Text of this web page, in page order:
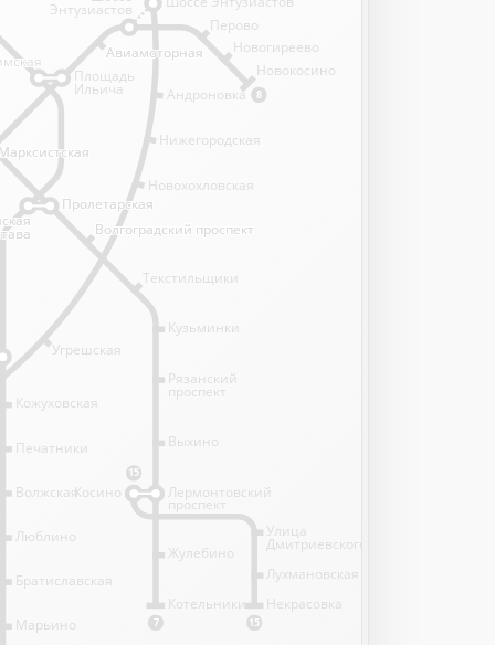
8
7 15
15
Андроновка
Нижегородская
Новохохловская
Угрешская
Текстильщики
Кузьминки
Рязанский
проспект
Выхино
Лермонтовский
проспект
Жулебино
Котельники
Кожуховская
Печатники
Волжская
Люблино
Братиславская
Марьино
Перово
Новогиреево
Новокосино
Площадь
Ильича
Пролетарская
Пролетарская
Волгоградский проспект
Волгоградский проспект
Авиамоторная
Авиамоторная
Энтузиастов
Улица
Дмитриевского
Лухмановская
Некрасовка
Косино